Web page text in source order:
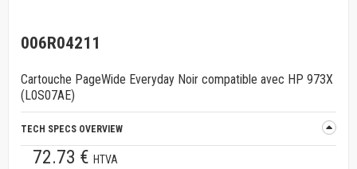
006R04211
Cartouche PageWide Everyday Noir compatible avec HP 973X
(L0S07AE)
TECH SPECS OVERVIEW
72.73 € HTVA